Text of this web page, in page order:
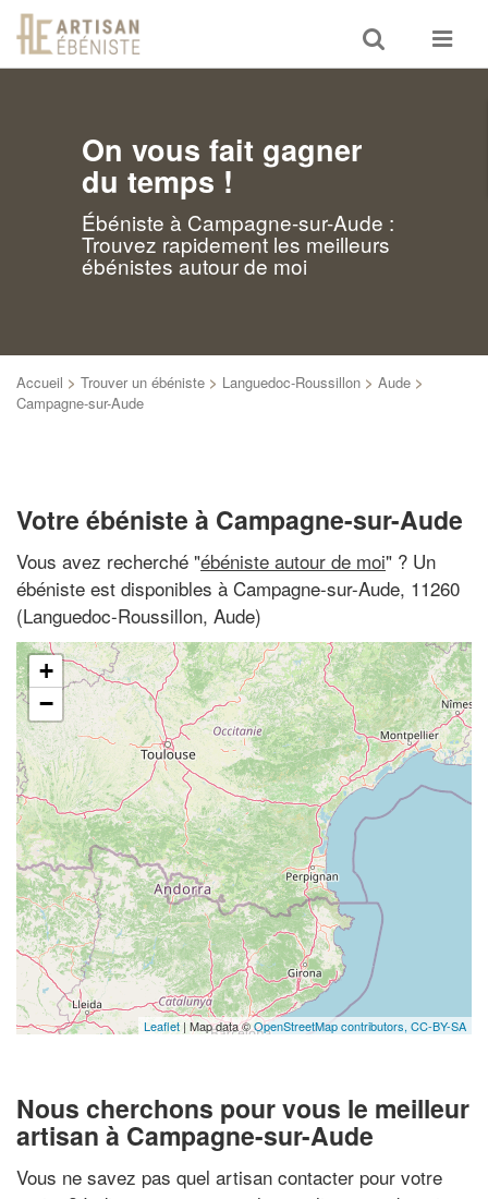
Toggle
search
Toggle
On vous fait gagner
du temps !
Ébéniste à Campagne-sur-Aude :
Trouvez rapidement les meilleurs
ébénistes autour de moi
Accueil > Trouver un ébéniste > Languedoc-Roussillon > Aude >
Campagne-sur-Aude
Votre ébéniste à Campagne-sur-Aude
Vous avez recherché "ébéniste autour de moi" ? Un
ébéniste est disponibles à Campagne-sur-Aude, 11260
(Languedoc-Roussillon, Aude)
+
−
Leaflet | Map data ©OpenStreetMap contributors, CC-BY-SA
Nous cherchons pour vous le meilleur
artisan à Campagne-sur-Aude
Vous ne savez pas quel artisan contacter pour votre